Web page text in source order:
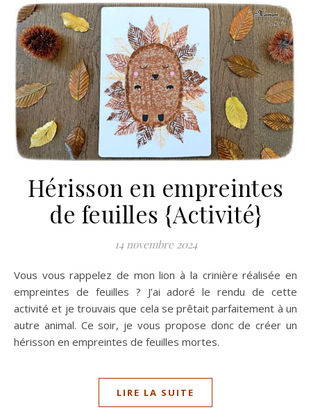
Hérisson en empreintes
de feuilles {Activité}
14 novembre 2024
Vous vous rappelez de mon lion à la crinière réalisée en
empreintes de feuilles ? J’ai adoré le rendu de cette
activité et je trouvais que cela se prêtait parfaitement à un
autre animal. Ce soir, je vous propose donc de créer un
hérisson en empreintes de feuilles mortes.
LIRE LA SUITE